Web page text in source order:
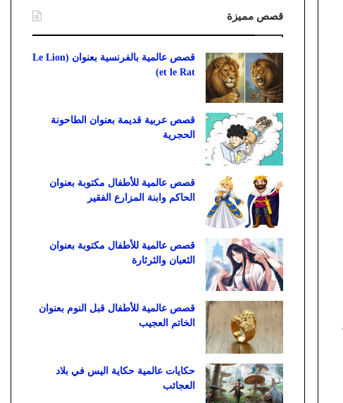
قصص مميزة
قصص عالمية بالفرنسية بعنوان (Le Lion
et le Rat)
قصص عربية قديمة بعنوان الطاحونة
الحجرية
قصص عالمية للأطفال مكتوبة بعنوان
الحاكم وابنة المزارع الفقير
قصص عالمية للأطفال مكتوبة بعنوان
الثعبان والثرثارة
قصص عالمية للأطفال قبل النوم بعنوان
الخاتم العجيب
حكايات عالمية حكاية اليس في بلاد
العجائب